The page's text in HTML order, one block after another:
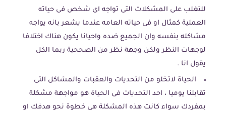
للتغلب على المشكلات التى تواجه اى شخص فى حياته
العملية كمثال او فى حياته العامه عندما يشعر بانه يواجه
مشاكله بنفسه وان الجميع ضده واحيانا يكون هناك اختلافا
لوجهات النظر ولكن وجهة نظر من الصححية ربما الكل
يقول انا .
الحياة لاتخلو من التحديات والعقبات والمشاكل التى
تقابلنا يوميا ، احد التحديات فى الحياة هو مواجهة مشكلة
بمفردك سواء كانت هذه المشكلة هى خطوة نحو هدفك او